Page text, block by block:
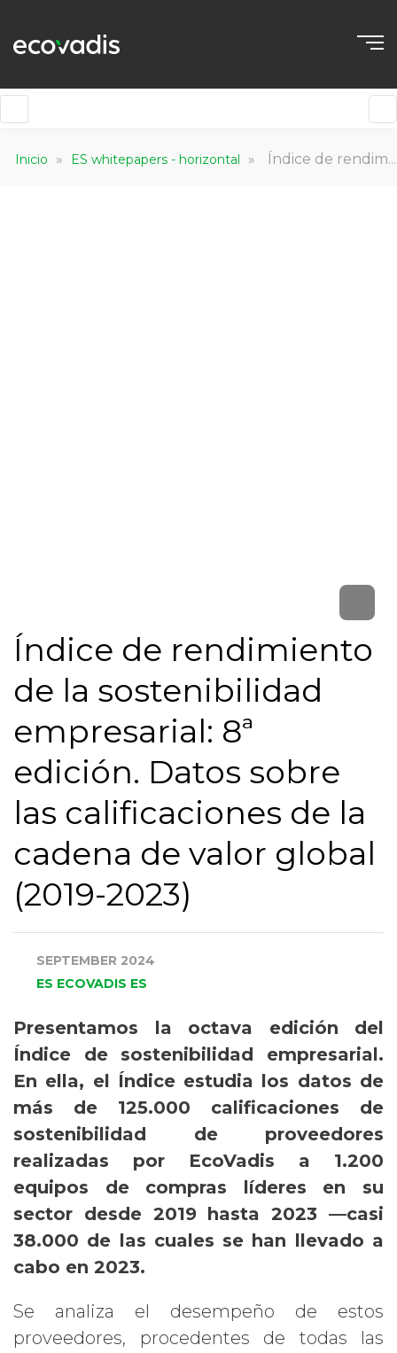
Inicio » ES whitepapers - horizontal » Índice de rendimiento de la sostenibilidad empresarial: 8ª edición. Datos sobre las calificaciones de la cadena de valor global (2019-2023)
Índice de rendimiento
de la sostenibilidad
empresarial: 8ª
edición. Datos sobre
las calificaciones de la
cadena de valor global
(2019-2023)
SEPTEMBER 2024
ES ECOVADIS ES
Presentamos la octava edición del
Índice de sostenibilidad empresarial.
En ella, el Índice estudia los datos de
más de 125.000 calificaciones de
sostenibilidad de proveedores
realizadas por EcoVadis a 1.200
equipos de compras líderes en su
sector desde 2019 hasta 2023 —casi
38.000 de las cuales se han llevado a
cabo en 2023.
Se analiza el desempeño de estos
proveedores, procedentes de todas las